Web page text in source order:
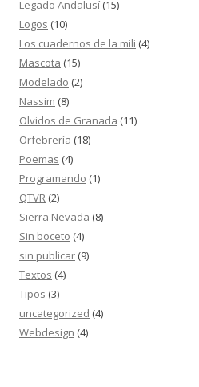
Legado Andalusí (15)
Logos (10)
Los cuadernos de la mili (4)
Mascota (15)
Modelado (2)
Nassim (8)
Olvidos de Granada (11)
Orfebrería (18)
Poemas (4)
Programando (1)
QTVR (2)
Sierra Nevada (8)
Sin boceto (4)
sin publicar (9)
Textos (4)
Tipos (3)
uncategorized (4)
Webdesign (4)